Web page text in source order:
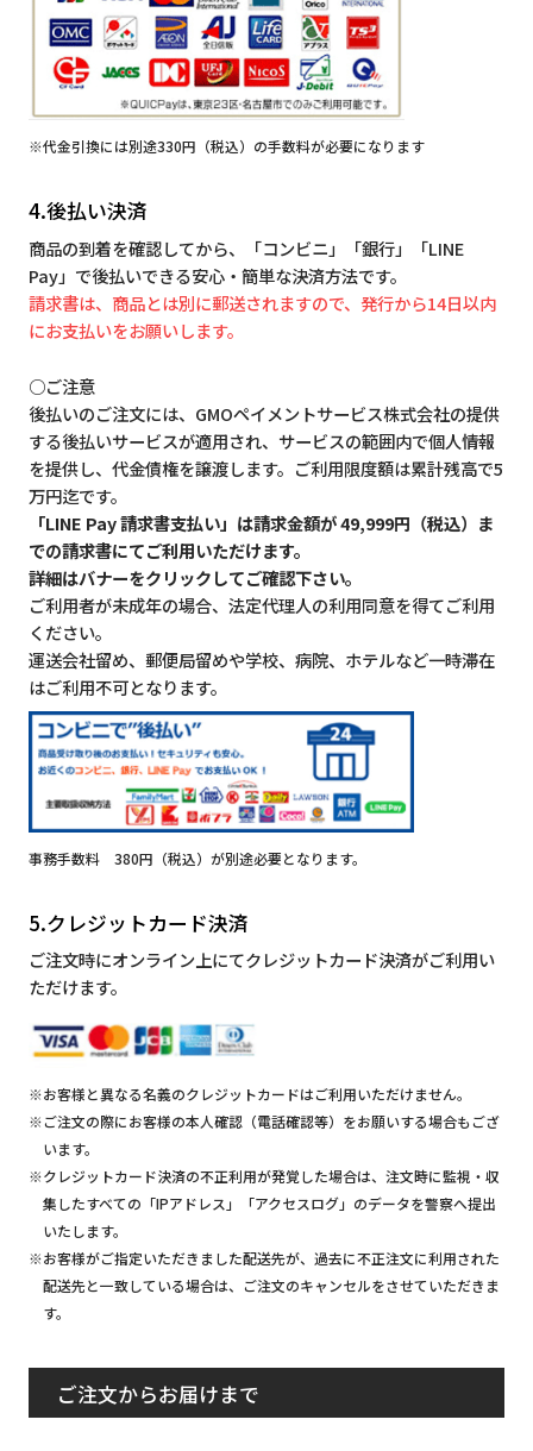
※代金引換には別途330円（税込）の手数料が必要になります
4.後払い決済
商品の到着を確認してから、「コンビニ」「銀行」「LINE
Pay」で後払いできる安心・簡単な決済方法です。
請求書は、商品とは別に郵送されますので、発行から14日以内
にお支払いをお願いします。
○ご注意
後払いのご注文には、GMOペイメントサービス株式会社の提供
する後払いサービスが適用され、サービスの範囲内で個人情報
を提供し、代金債権を譲渡します。ご利用限度額は累計残高で5
万円迄です。
「LINE Pay 請求書支払い」は請求金額が 49,999円（税込）ま
での請求書にてご利用いただけます。
詳細はバナーをクリックしてご確認下さい。
ご利用者が未成年の場合、法定代理人の利用同意を得てご利用
ください。
運送会社留め、郵便局留めや学校、病院、ホテルなど一時滞在
はご利用不可となります。
事務手数料 380円（税込）が別途必要となります。
5.クレジットカード決済
ご注文時にオンライン上にてクレジットカード決済がご利用い
ただけます。
※お客様と異なる名義のクレジットカードはご利用いただけません。
※ご注文の際にお客様の本人確認（電話確認等）をお願いする場合もござ
います。
※クレジットカード決済の不正利用が発覚した場合は、注文時に監視・収
集したすべての「IPアドレス」「アクセスログ」のデータを警察へ提出
いたします。
※お客様がご指定いただきました配送先が、過去に不正注文に利用された
配送先と一致している場合は、ご注文のキャンセルをさせていただきま
す。
ご注文からお届けまで